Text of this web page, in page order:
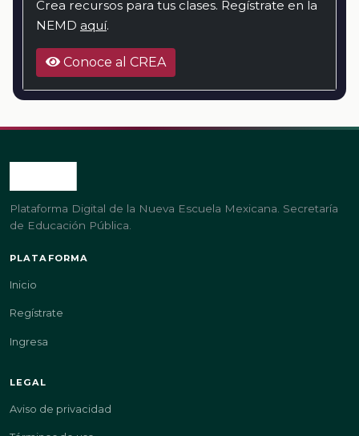
Crea recursos para tus clases. Regístrate en la
NEMD aquí.
Conoce al CREA
Plataforma Digital de la Nueva Escuela Mexicana. Secretaría
de Educación Pública.
PLATAFORMA
Inicio
Regístrate
Ingresa
LEGAL
Aviso de privacidad